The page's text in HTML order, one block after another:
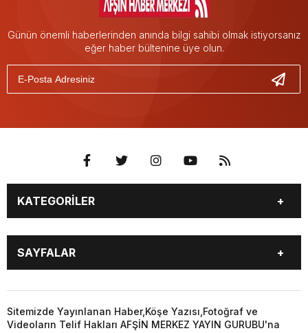
Günün önemli haberlerinden anında bilgi sahibi olmak istiyorsanız
eğer haber bültenine üye olun.
KATEGORİLER
EĞİTİM
EKONOMİ
GÜNCEL
SİYASET
YEREL HABERLER
KÜNYE
…
3. SAYFA
KÜLTÜR
SAYFALAR
GÜNCEL
ÖZEL HABER
SİYASET
YEREL HABERLER
Sitemizde Yayınlanan Haber,Köşe Yazısı,Fotoğraf ve
Videoların Telif Hakları AFŞİN MERKEZ YAYIN GURUBU'na